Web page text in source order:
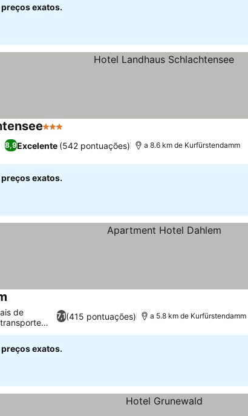
exatos.
3 Estrelas
8,9Excelente (542 pontuações) a 8.6 km de Kurfürstendamm
exatos.
7,1(415 pontuações)
de
a 5.8 km de Kurfürstendamm
exatos.